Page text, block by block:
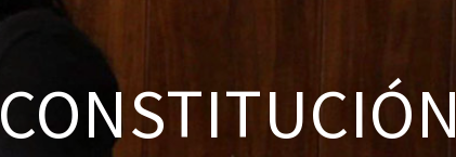
CONSTITUCIÓN